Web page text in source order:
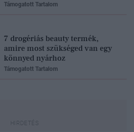
Támogatott Tartalom
7 drogériás beauty termék,
amire most szükséged van egy
könnyed nyárhoz
Támogatott Tartalom